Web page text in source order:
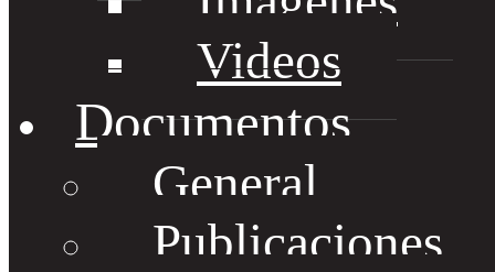
Videos
Documentos
General
Publicaciones